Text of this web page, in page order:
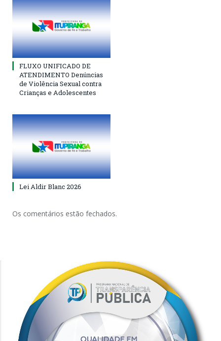
FLUXO UNIFICADO DE
ATENDIMENTO Denúncias
de Violência Sexual contra
Crianças e Adolescentes
Lei Aldir Blanc 2026
Os comentários estão fechados.